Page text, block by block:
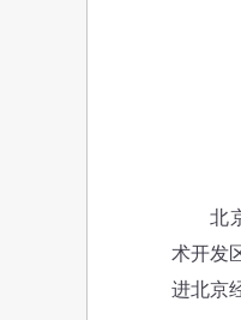
北京
术开发
进北京